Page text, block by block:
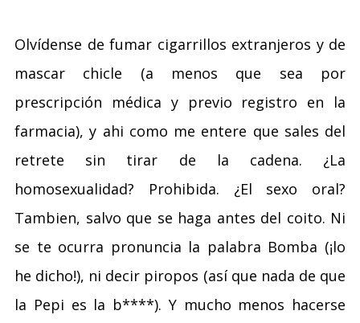
Olvídense de fumar cigarrillos extranjeros y de
mascar chicle (a menos que sea por
prescripción médica y previo registro en la
farmacia), y ahi como me entere que sales del
retrete sin tirar de la cadena. ¿La
homosexualidad? Prohibida. ¿El sexo oral?
Tambien, salvo que se haga antes del coito. Ni
se te ocurra pronuncia la palabra Bomba (¡lo
he dicho!), ni decir piropos (así que nada de que
la Pepi es la b****). Y mucho menos hacerse